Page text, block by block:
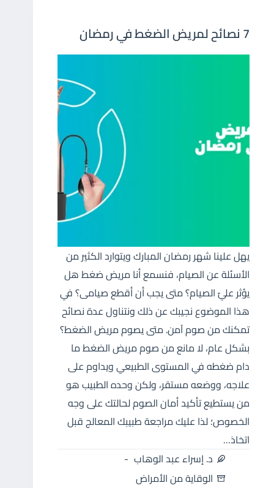
7 نصائح لمريض الضغط في رمضان
يهل علينا شهر رمضان المبارك ويتوارد الكثير من
الأسئلة عن الصيام، فنسمع أنا مريض ضغط هل
يؤثر عليّ الصيام؟ متى يجب أن أقطع صيامى؟ في
هذا الموضوع نجيبك عن ذلك ونتناول عدة نصائح
تمكنك من صوم آمن. متى يصوم مريض الضغط؟
بشكل عام، لا مانع من صوم مريض الضغط ما
دام ضغطه في المستوى الطبيعي ويداوم على
علاجه، ووضعه مستقر، ولكن وحده الطبيب هو
من يستطيع تأكيد أمان الصوم لحالتك على وجه
الخصوص؛ لذا عليك مراجعة طبيبك المعالج قبل
اتخاذ…
د. إسراء عبد الوهاب
الوقاية من الأمراض